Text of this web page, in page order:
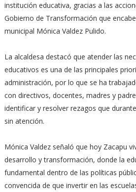
institución educativa, gracias a las
Gobierno de Transformación que
municipal Mónica Valdez Pulido.
La alcaldesa destacó que atender las
educativos es una de las principales
administración, por lo que se ha
con directivos, docentes, madres y
identificar y resolver rezagos que
sin atención.
Mónica Valdez señaló que hoy Zacapu
desarrollo y transformación, donde la
fundamental dentro de las políticas
convencida de que invertir en las